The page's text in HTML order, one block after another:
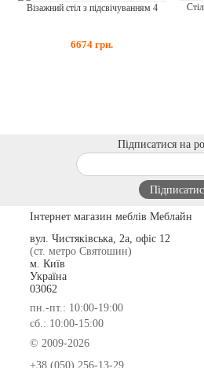
Візажний стіл з підсвічуванням 4
6674 грн.
Підписатися на
Інтернет магазин меблів Меблайн
вул. Чистяківська, 2а, офіс 12
(ст. метро Святошин)
м. Київ
Україна
03062
пн.-пт.: 10:00-19:00
сб.: 10:00-15:00
© 2009-2026
+38 (050) 256-13-29